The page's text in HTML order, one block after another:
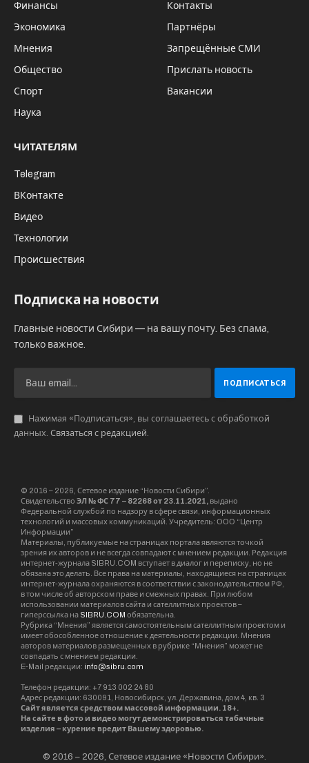
Финансы
Экономика
Мнения
Общество
Спорт
Наука
Контакты
Партнёры
Запрещённые СМИ
Прислать новость
Вакансии
ЧИТАТЕЛЯМ
Telegram
ВКонтакте
Видео
Технологии
Происшествия
Подписка на новости
Главные новости Сибири — на вашу почту. Без спама,
только важное.
Нажимая «Подписаться», вы соглашаетесь с обработкой
данных. Связаться с редакцией.
© 2016 – 2026, Сетевое издание “Новости Сибири”.
Свидетельство ЭЛ № ФС 77 – 82268 от 23.11.2021, выдано
Федеральной службой по надзору в сфере связи, информационных
технологий и массовых коммуникаций. Учредитель: ООО “Центр
Информации”
Материалы, публикуемые на страницах портала являются точкой
зрения их авторов и не всегда совпадают с мнением редакции. Редакция
интернет-журнала SIBRU.COM вступает в диалог и переписку, но не
обязана это делать. Все права на материалы, находящиеся на страницах
интернет-журнала охраняются в соответствии с законодательством РФ,
в том числе об авторском праве и смежных правах. При любом
использовании материалов сайта и сателлитных проектов –
гиперссылка на SIBRU.COM обязательна.
Рубрика “Мнения” является самостоятельным сателлитным проектом и
имеет обособленное отношение к деятельности редакции. Мнения
авторов материалов размещенных в рубрике “Мнения” может не
совпадать с мнением редакции.
E-Mail редакции: info@sibru.com
Телефон редакции: +7 913 002 24 80
Адрес редакции: 630091, Новосибирск, ул. Державина, дом 4, кв. 3
Сайт является средством массовой информации. 18+.
На сайте в фото и видео могут демонстрироваться табачные
изделия – курение вредит Вашему здоровью.
© 2016 – 2026, Сетевое издание «Новости Сибири».